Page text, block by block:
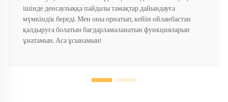
ішінде денсаулыққа пайдалы тамақтар дайындауға
мүмкіндік береді. Мен оны орнатып, кейін ойланбастан
қалдыруға болатын бағдарламаланатын функцияларын
ұнатамын. Аса ұсынамын!